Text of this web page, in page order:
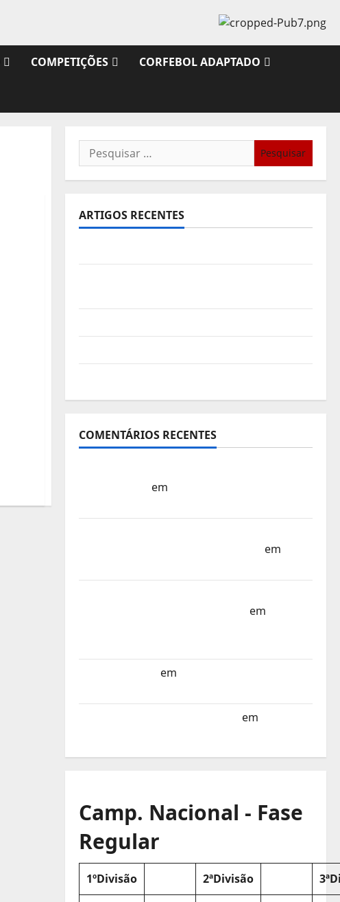
COMPETIÇÕES CORFEBOL ADAPTADO
Pesquisar
por:
ARTIGOS RECENTES
COMENTÁRIOS RECENTES
em
em
em
em
em
Camp. Nacional - Fase
Regular
1ºDivisão 2ªDivisão